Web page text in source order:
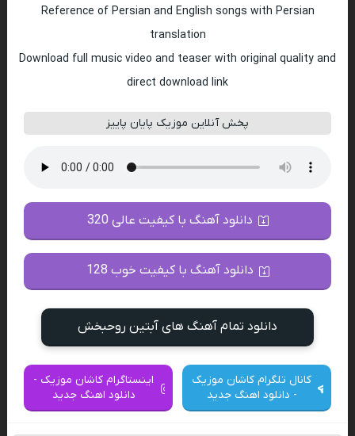
Reference of Persian and English songs with Persian
translation
Download full music video and teaser with original quality and
direct download link
پخش آنلاین موزیک پایان پاییز
دانلود آهنگ با کیفیت عالی 320
دانلود آهنگ با کیفیت خوب 128
دانلود تمام آهنگ های آبتین روحبخش
کانال تلگرام کاشان موزیک
- دانلود اهنگ جدید
اینستاگرام کاشان موزیک -
دانلود اهنگ جدید